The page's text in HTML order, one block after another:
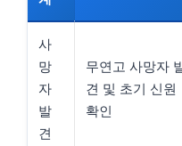
사
망
자
발
견
무연고 사망자
견 및 초기 신원
확인